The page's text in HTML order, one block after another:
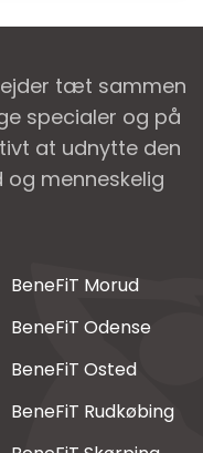
tæt sammen
specialer og på
at udnytte den
menneskelig
BeneFiT Morud
BeneFiT Odense
BeneFiT Osted
BeneFiT Rudkøbing